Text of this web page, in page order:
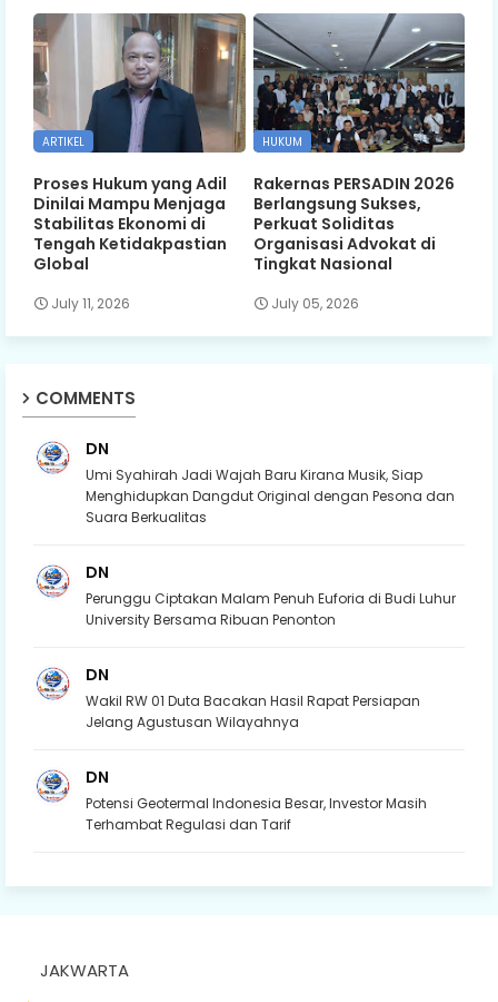
ARTIKEL
Proses Hukum yang Adil
Dinilai Mampu Menjaga
Stabilitas Ekonomi di
Tengah Ketidakpastian
Global
July 11, 2026
HUKUM
Rakernas PERSADIN 2026
Berlangsung Sukses,
Perkuat Soliditas
Organisasi Advokat di
Tingkat Nasional
July 05, 2026
COMMENTS
DN
Umi Syahirah Jadi Wajah Baru Kirana Musik, Siap
Menghidupkan Dangdut Original dengan Pesona dan
Suara Berkualitas
DN
Perunggu Ciptakan Malam Penuh Euforia di Budi Luhur
University Bersama Ribuan Penonton
DN
Wakil RW 01 Duta Bacakan Hasil Rapat Persiapan
Jelang Agustusan Wilayahnya
DN
Potensi Geotermal Indonesia Besar, Investor Masih
Terhambat Regulasi dan Tarif
JAKWARTA